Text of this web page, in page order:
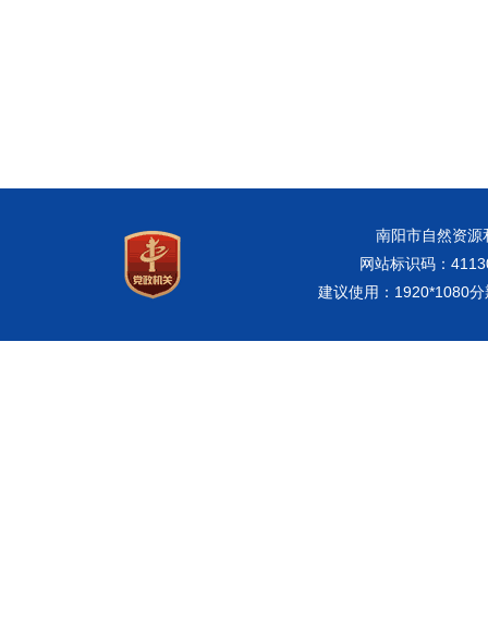
南阳市自然资
网站标识码：
建议使用：1920*1080